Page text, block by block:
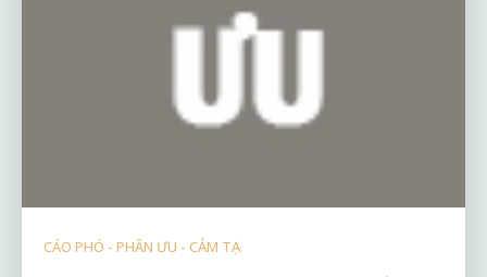
CÁO PHÓ - PHÂN ƯU - CẢM TẠ